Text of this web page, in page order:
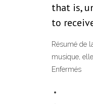
that is,
to
Résumé de
musique,
Enfermés